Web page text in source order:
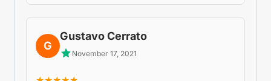
G
Gustavo Cerrato
November 17, 2021